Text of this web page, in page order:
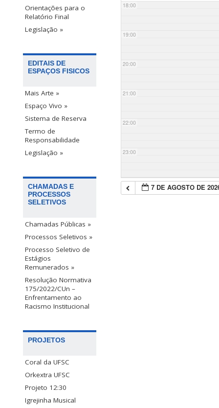
Orientações para o
Relatório Final
Legislação »
EDITAIS DE
ESPAÇOS FISICOS
Mais Arte »
Espaço Vivo »
Sistema de Reserva
Termo de
Responsabilidade
Legislação »
CHAMADAS E
PROCESSOS
SELETIVOS
Chamadas Públicas »
Processos Seletivos »
Processo Seletivo de
Estágios
Remunerados »
Resolução Normativa
175/2022/CUn –
Enfrentamento ao
Racismo Institucional
PROJETOS
Coral da UFSC
Orkextra UFSC
Projeto 12:30
Igrejinha Musical
18:00
19:00
20:00
21:00
22:00
23:00
7 DE AGOSTO DE